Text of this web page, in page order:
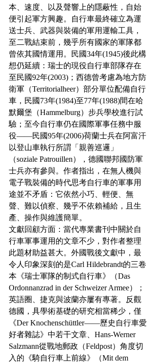
本、速度、以及聲響上的隱蔽性，自始
便引起軍方興趣。自行車最終確立為運
送士兵、武器與裝備的軍用運輸工具，
至二戰結束前，幾乎所有國家的軍隊都
曾依其國情運用。民國34年(1945)後此構
想仍延續：瑞士的現役自行車部隊存在
至民國92年(2003)；西德曾考慮為地方防
衛軍（Territorialheer）部分單位配備自行
車，民國73年(1984)至77年(1988)間在哈
默爾堡（Hammelburg）步兵學校進行試
驗；至今自行車仍在國際軍事任務中服
役——民國95年(2006)荷蘭士兵在阿富汗
以登山車執行所謂「親善巡邏」
（soziale Patrouillen），德國聯邦國防軍
士兵亦有參與。作者指出，在無人機與
電子戰裝備的時代思考自行車的軍事用
途並不矛盾：它依然小巧、輕便、無
聲、難以偵察、幾乎不依賴補給，且生
產、操作與維護簡單。
文獻回顧方面：當代專業書刊中關於自
行車軍事運用的文章不少，對作者整理
此題材助益甚大。外國戰後文獻中，最
令人印象深刻的是Carl Hildebrandt的三卷
本《瑞士軍隊的制式自行車》（Das
Ordonnanzrad in der Schweizer Armee）；
英語圈、捷克與波蘭亦屢有專著。反觀
德國，具學術基礎的研究相當稀少，僅
《Der Knochenschüttler——歷史自行車愛
好者雜誌》中若干文章、Hans-Werner
Salzmann從戰地郵政（Feldpost）角度切
入的《騎自行車上前線》（Mit dem